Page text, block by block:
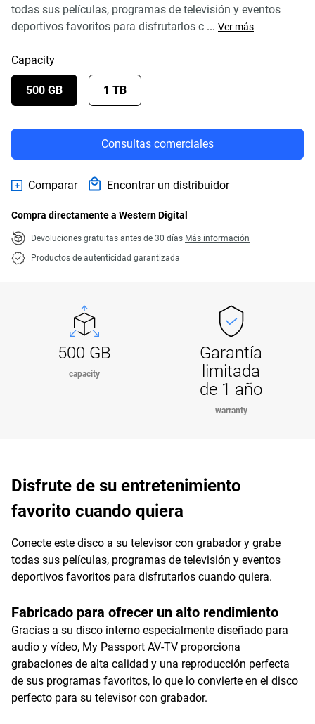
todas sus películas, programas de televisión y eventos
deportivos favoritos para disfrutarlos c ... Ver más
Capacity
500 GB 1 TB
Consultas comerciales
Comparar Encontrar un distribuidor
Compra directamente a Western Digital
Devoluciones gratuitas antes de 30 días Más información
Productos de autenticidad garantizada
500 GB
capacity
Garantía
limitada
de 1 año
warranty
Disfrute de su entretenimiento
favorito cuando quiera
Conecte este disco a su televisor con grabador y grabe
todas sus películas, programas de televisión y eventos
deportivos favoritos para disfrutarlos cuando quiera.
Fabricado para ofrecer un alto rendimiento
Gracias a su disco interno especialmente diseñado para
audio y vídeo, My Passport AV-TV proporciona
grabaciones de alta calidad y una reproducción perfecta
de sus programas favoritos, lo que lo convierte en el disco
perfecto para su televisor con grabador.